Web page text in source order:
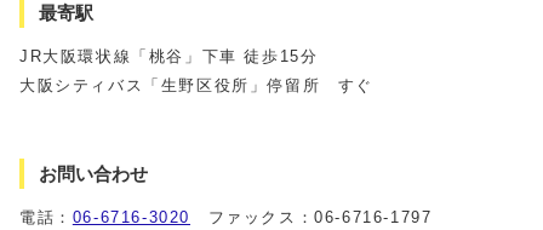
最寄駅
JR大阪環状線「桃谷」下車 徒歩15分
大阪シティバス「生野区役所」停留所 すぐ
お問い合わせ
電話： 06-6716-3020 ファックス：06-6716-1797